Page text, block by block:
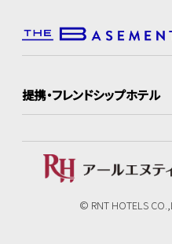
提携・フレンドシップホテル
© RNT HOTELS